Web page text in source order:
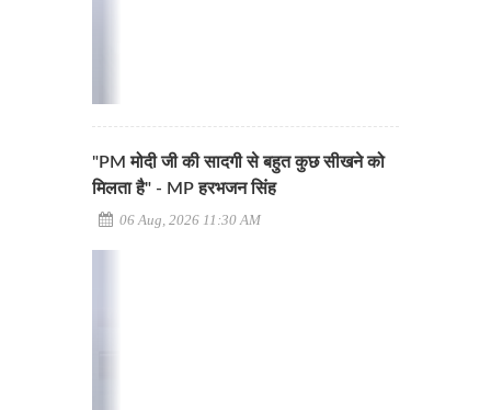
"PM मोदी जी की सादगी से बहुत कुछ सीखने को
मिलता है" - MP हरभजन सिंह
06 Aug, 2026 11:30 AM